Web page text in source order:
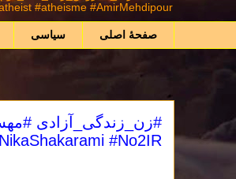
#atheisme #AmirMehdipour
صفحهٔ اصلی سیاسی
#No2IR